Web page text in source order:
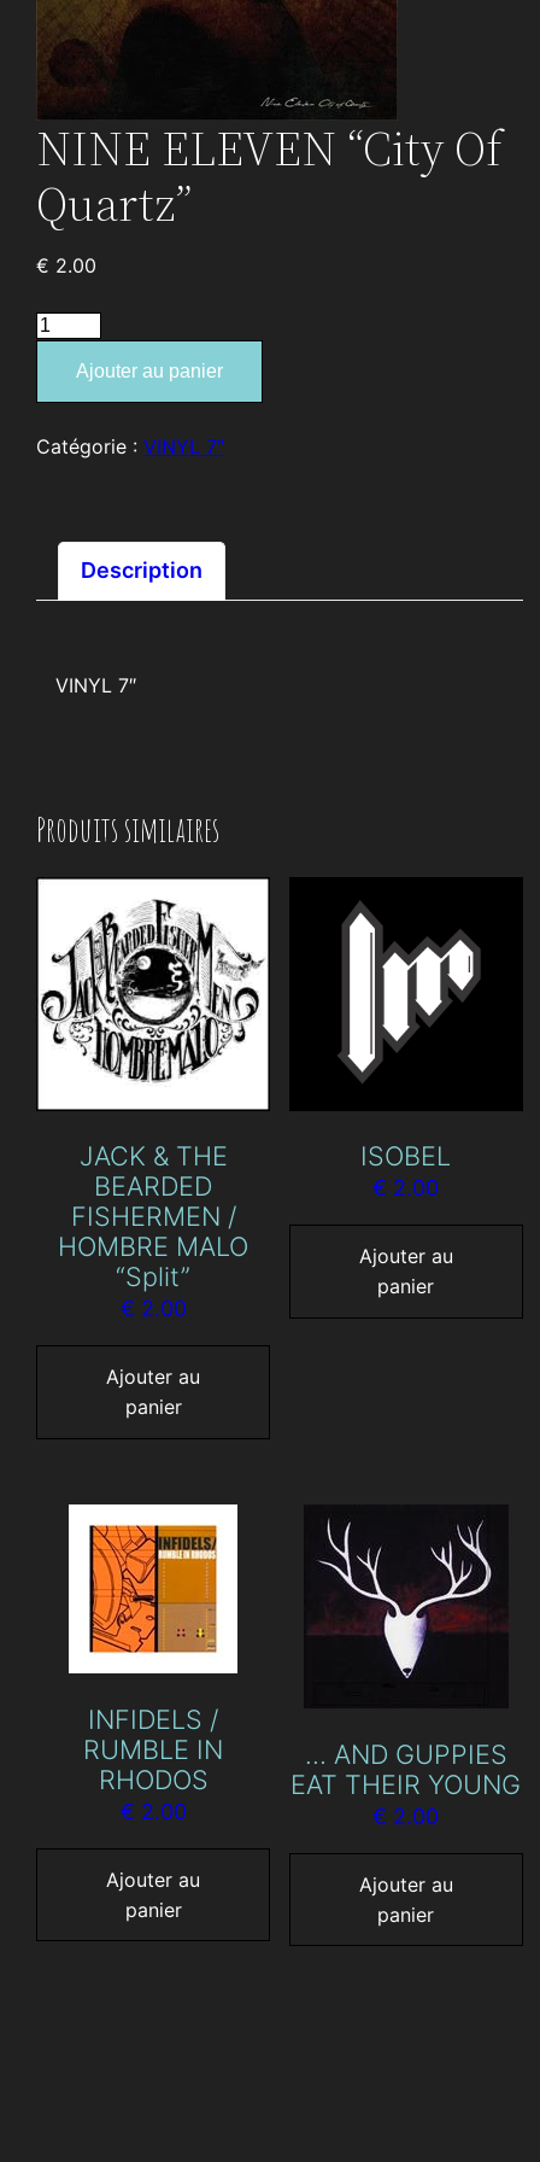
NINE ELEVEN “City Of
Quartz”
€ 2.00
quantité
NINE
“City
Ajouter au panier
Catégorie :VINYL 7″
Description
VINYL 7″
Produits similaires
JACK & THE
BEARDED
FISHERMEN /
HOMBRE MALO
“Split”
€ 2.00
Ajouter au
panier
ISOBEL
€ 2.00
Ajouter au
panier
INFIDELS /
RUMBLE IN
RHODOS
€ 2.00
Ajouter au
panier
… AND GUPPIES
EAT THEIR YOUNG
€ 2.00
Ajouter au
panier